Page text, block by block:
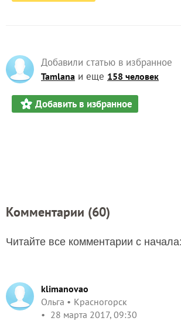
Добавили статью в избранное
Tamlana и еще 158 человек
Добавить в избранное
Комментарии (60)
Читайте все комментарии с начала:
klimanovao
Ольга
Красногорск
28 марта 2017, 09:30